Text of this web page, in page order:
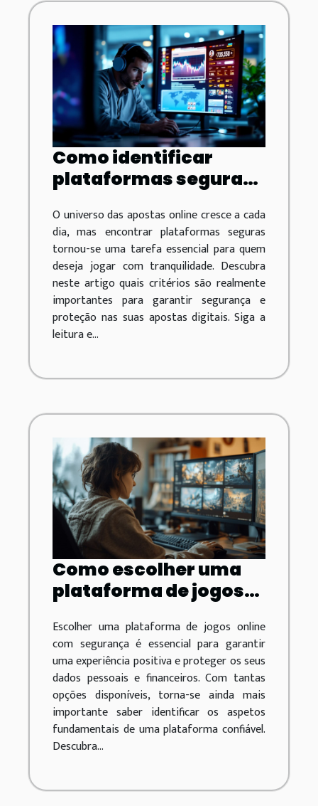
Como identificar
plataformas seguras
O universo das apostas online cresce a cada
dia, mas encontrar plataformas seguras
tornou-se uma tarefa essencial para quem
deseja jogar com tranquilidade. Descubra
neste artigo quais critérios são realmente
importantes para garantir segurança e
proteção nas suas apostas digitais. Siga a
leitura e...
Como escolher uma
plataforma de jogos
segurança?
Escolher uma plataforma de jogos online
com segurança é essencial para garantir
uma experiência positiva e proteger os seus
dados pessoais e financeiros. Com tantas
opções disponíveis, torna-se ainda mais
importante saber identificar os aspetos
fundamentais de uma plataforma confiável.
Descubra...